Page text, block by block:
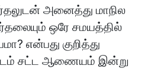
அனைத்து மாநில
ஒரே சமயத்தில்
என்பது குறித்து
சட்ட ஆணையம் இன்று